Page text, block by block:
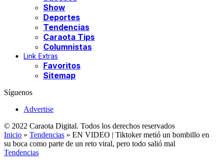
Show
Deportes
Tendencias
Caraota Tips
Columnistas
Link Extras
Favoritos
Sitemap
Síguenos
Advertise
© 2022 Caraota Digital. Todos los derechos reservados
Inicio » Tendencias » EN VIDEO | Tiktoker metió un bombillo en
su boca como parte de un reto viral, pero todo salió mal
Tendencias